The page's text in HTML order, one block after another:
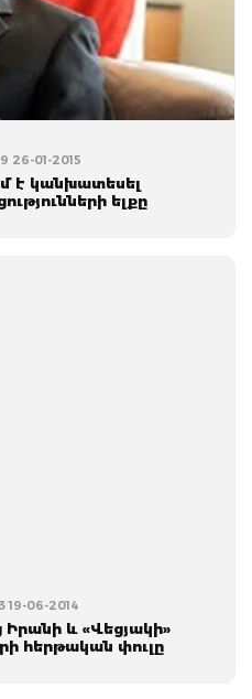
26-01-2015
է կանխատեսել
ելքը
19-06-2014
Իրանի և «Վեցյակի»
հերթական փուլը